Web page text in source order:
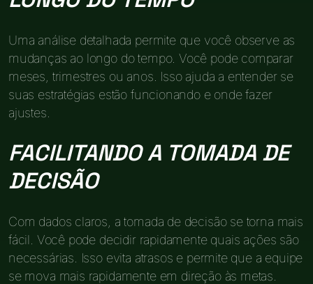
Uma análise detalhada permite que você observe as
mudanças ao longo do tempo. Você pode comparar
meses, trimestres ou anos. Isso ajuda a entender se
suas estratégias estão funcionando e onde fazer
ajustes.
FACILITANDO A TOMADA DE
DECISÃO
Com dados claros, a tomada de decisão se torna mais
fácil. Você pode decidir rapidamente quais ações são
necessárias. Isso evita atrasos e permite que a equipe
se mova mais rapidamente em direção às metas.